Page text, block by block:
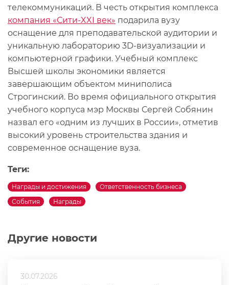
Другие новости
30.07.2026
телекоммуникаций. В честь открытия комплекса
компания «Сити-XXI век» подарила вузу
оснащение для преподавательской аудитории и
уникальную лабораторию 3D-визуализации и
компьютерной графики. Учебный комплекс
Высшей школы экономики является
завершающим объектом миниполиса
Строгинский. Во время официального открытия
учебного корпуса мэр Москвы Сергей Собянин
назвал его «одним из лучших в России», отметив
высокий уровень строительства здания и
современное оснащение вуза.
Теги:
Награды и достижения
Ответственность бизнеса
События
Награды